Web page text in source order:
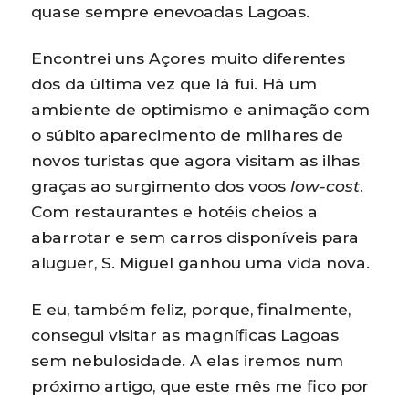
quase sempre enevoadas Lagoas.
Encontrei uns Açores muito diferentes
dos da última vez que lá fui. Há um
ambiente de optimismo e animação com
o súbito aparecimento de milhares de
novos turistas que agora visitam as ilhas
graças ao surgimento dos voos low-cost.
Com restaurantes e hotéis cheios a
abarrotar e sem carros disponíveis para
aluguer, S. Miguel ganhou uma vida nova.
E eu, também feliz, porque, finalmente,
consegui visitar as magníficas Lagoas
sem nebulosidade. A elas iremos num
próximo artigo, que este mês me fico por